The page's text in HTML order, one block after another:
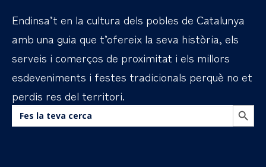
Endinsa’t en la cultura dels pobles de Catalunya
amb una guia que t’ofereix la seva història, els
serveis i comerços de proximitat i els millors
esdeveniments i festes tradicionals perquè no et
perdis res del territori.
BOTÓN DE